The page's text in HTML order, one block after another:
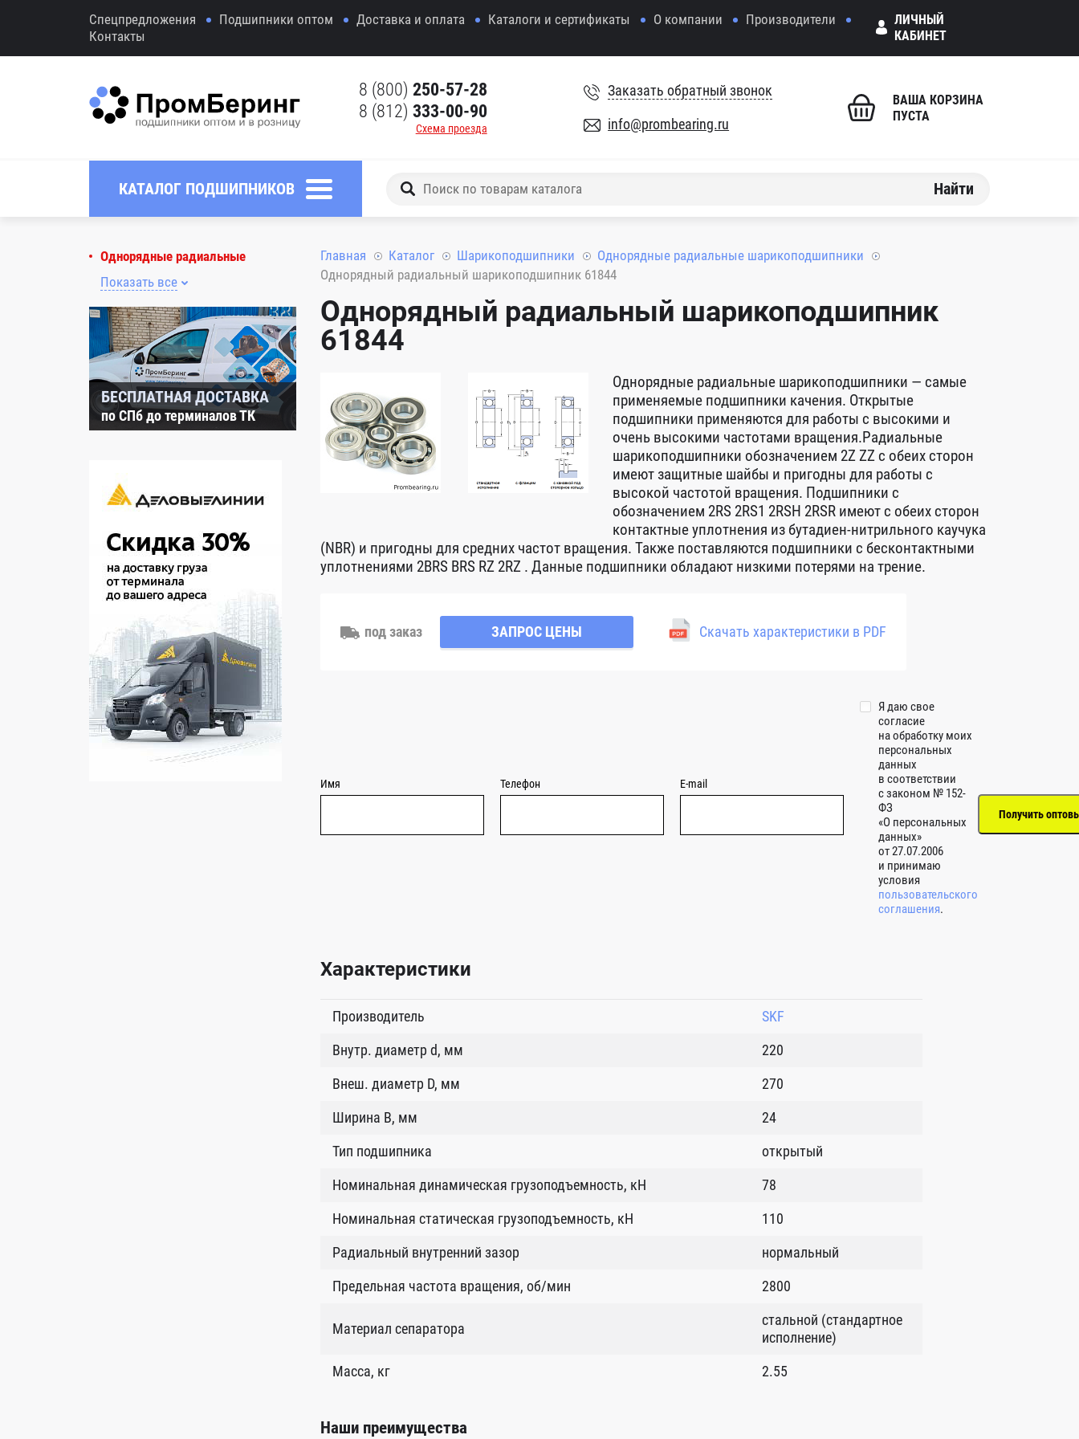
Спецпредложения Подшипники оптом Доставка и оплата Каталоги и сертификаты О компании
Производители
Контакты
ЛИЧНЫЙ
КАБИНЕТ
8 (800) 250-57-28
8 (812) 333-00-90
Схема проезда
Заказать обратный звонок
info@prombearing.ru
ВАША КОРЗИНА
ПУСТА
КАТАЛОГ ПОДШИПНИКОВ Найти
Однорядные радиальные
Показать все
БЕСПЛАТНАЯ ДОСТАВКА
по СПб до терминалов ТК
Главная Каталог Шарикоподшипники
Однорядные радиальные шарикоподшипники
Однорядный радиальный шарикоподшипник 61844
Однорядный радиальный шарикоподшипник
61844
Однорядные радиальные шарикоподшипники — самые
применяемые подшипники качения. Открытые
подшипники применяются для работы с высокими и
очень высокими частотами вращения.Радиальные
шарикоподшипники обозначением 2Z ZZ с обеих сторон
имеют защитные шайбы и пригодны для работы с
высокой частотой вращения. Подшипники с
обозначением 2RS 2RS1 2RSH 2RSR имеют с обеих сторон
контактные уплотнения из бутадиен-нитрильного каучука
(NBR) и пригодны для средних частот вращения. Также поставляются подшипники с бесконтактными
уплотнениями 2BRS BRS RZ 2RZ . Данные подшипники обладают низкими потерями на трение.
под заказ ЗАПРОС ЦЕНЫ Скачать характеристики в PDF
Имя Телефон E-mail
Я даю свое
согласие
на обработку моих
персональных
данных
в соответствии
с законом № 152-
ФЗ
«О персональных
данных»
от 27.07.2006
и принимаю
условия
пользовательского
соглашения.
Характеристики
Производитель
SKF
Внутр. диаметр d, мм
220
Внеш. диаметр D, мм
270
Ширина B, мм
24
Тип подшипника
открытый
Номинальная динамическая грузоподъемность, кН
78
Номинальная статическая грузоподъемность, кН
110
Радиальный внутренний зазор
нормальный
Предельная частота вращения, об/мин
2800
Материал сепаратора
стальной (стандартное
исполнение)
Масса, кг
2.55
Наши преимущества